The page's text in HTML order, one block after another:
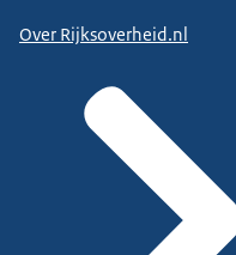
Over Rijksoverheid.nl